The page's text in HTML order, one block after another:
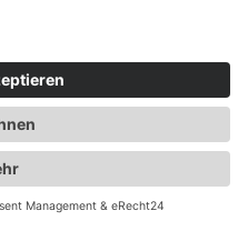
Geburtstag
um 4000 qm
Lagerfläche auf knapp
eines